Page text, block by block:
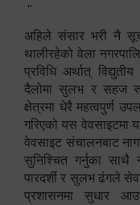
"
अहिले संसार भरी नै
थालीरहेको वेला
प्रविधि अर्थात्
दैलोमा सुलभ र सहज
क्षेत्रमा धेरै महत्वपुर्ण
गरिएको यस वेवसाइटमा
वेवसाइट संचालनबाट
सुनिश्चित गर्नुका साथै
पारदर्शी र सुलभ ढंगले
प्रशासनमा सुधार